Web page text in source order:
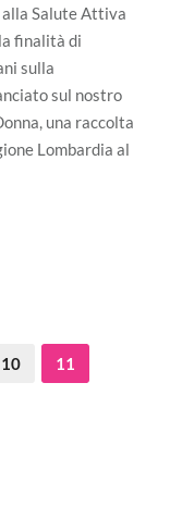
alla Salute Attiva
finalità di
sulla
sul nostro
una raccolta
Lombardia al
10 11